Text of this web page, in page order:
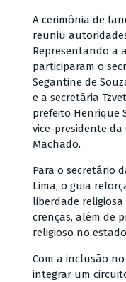
A cerimônia de
reuniu
Representando a
participaram o
Segantine de
e a secretária
prefeito Henrique
vice-presidente da
Machado.
Para o secretário
Lima, o guia
liberdade
crenças, além de
religioso no
Com a inclusão
integrar um